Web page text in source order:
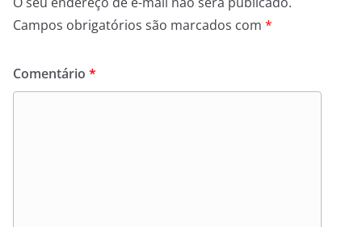
Campos obrigatórios são marcados com *
Comentário *